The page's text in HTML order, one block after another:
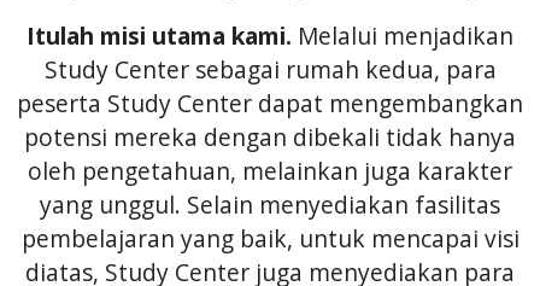
Itulah misi utama kami. Melalui menjadikan
Study Center sebagai rumah kedua, para
peserta Study Center dapat mengembangkan
potensi mereka dengan dibekali tidak hanya
oleh pengetahuan, melainkan juga karakter
yang unggul. Selain menyediakan fasilitas
pembelajaran yang baik, untuk mencapai visi
diatas, Study Center juga menyediakan para